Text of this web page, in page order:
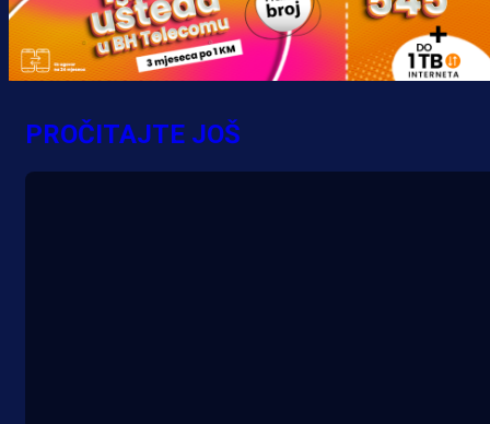
Promo vijesti
MrBit: Isprati kvalifikacije za
evropska takmičenja i preuzmi
bonus dobrodošlice!
PROČITAJTE JOŠ